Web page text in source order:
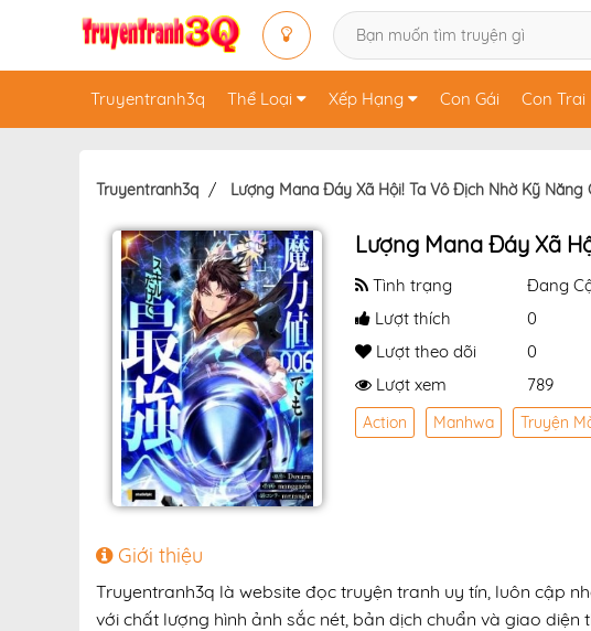
Truyentranh3q Thể Loại Xếp Hạng Con Gái Con Trai
Truyentranh3q Lượng Mana Đáy Xã Hội! Ta Vô Địch Nhờ Kỹ Năng
Lượng Mana Đáy Xã
Tình trạng
Đang
Lượt thích
0
Lượt theo dõi
0
Lượt xem
789
Action Manhwa Truyện
Giới thiệu
Truyentranh3q là website đọc truyện tranh uy tín, luôn cập
với chất lượng hình ảnh sắc nét, bản dịch chuẩn và giao